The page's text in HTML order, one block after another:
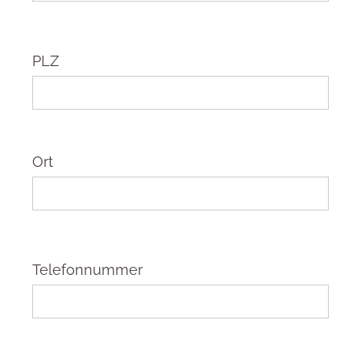
PLZ
Ort
Telefonnummer